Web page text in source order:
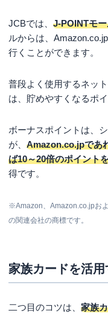
JCBでは、 J-POINTモ
ルからは、
行くことができます。
普段よく使用するネッ
は、貯めやすくなるポイ
ボーナスポイントは、
が、 Amazon.co.jpであ
ば10～20倍のポイント
得です。
※Amazon、Amazon.co.jpお
の関連会社の商標です。
家族カードを活用
二つ目のコツは、 家族